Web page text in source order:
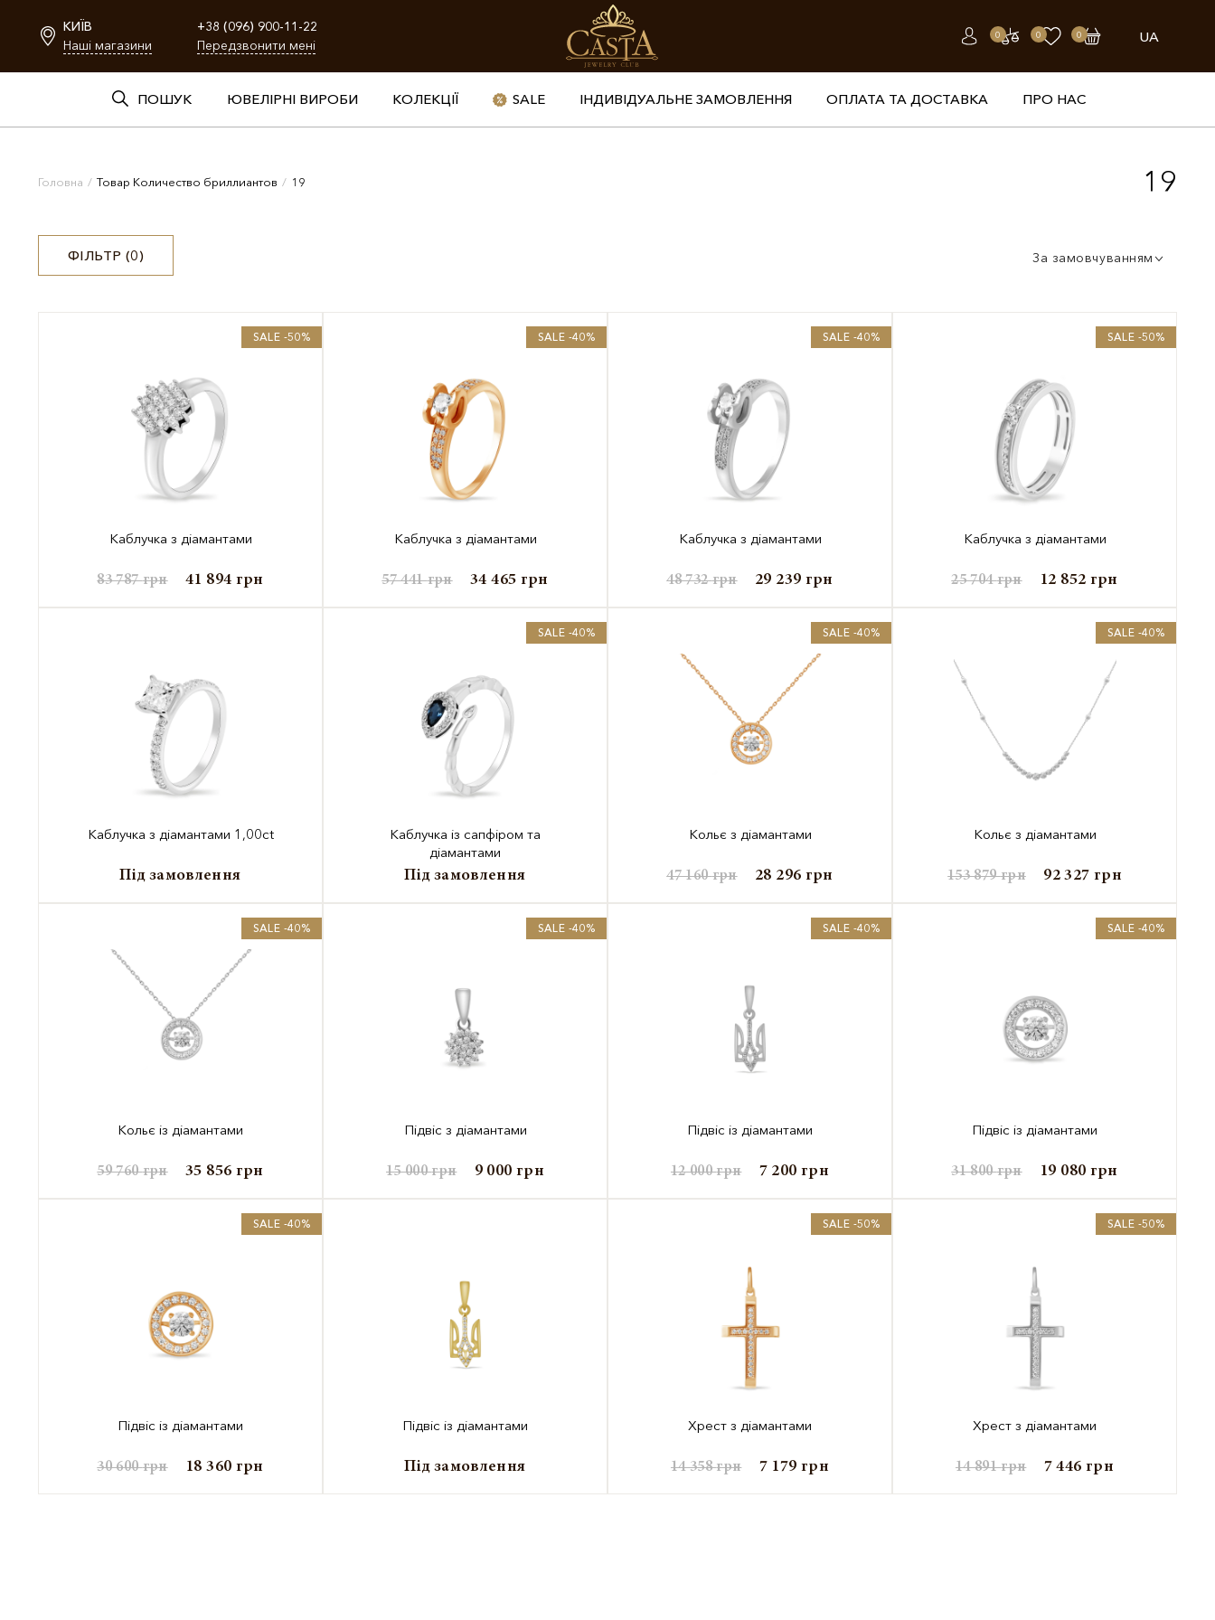
КИЇВ
Наші магазини
+38 (096) 900-11-22
Передзвонити мені
0 0 0 UA
ПОШУК ЮВЕЛІРНІ ВИРОБИ КОЛЕКЦІЇ SALE ІНДИВІДУАЛЬНЕ ЗАМОВЛЕННЯ ОПЛАТА ТА ДОСТАВКА ПРО НАС
Головна / Товар Количество бриллиантов / 19 19
ФІЛЬТР (0) За замовчуванням
SALE -50%
Каблучка з діамантами
83 787грн 41 894 грн
SALE -40%
Каблучка з діамантами
57 441грн 34 465 грн
SALE -40%
Каблучка з діамантами
48 732грн 29 239 грн
SALE -50%
Каблучка з діамантами
25 704грн 12 852 грн
Каблучка з діамантами 1,00ct
Під замовлення
SALE -40%
Каблучка із сапфіром та
діамантами
Під замовлення
SALE -40%
Кольє з діамантами
47 160грн 28 296 грн
SALE -40%
Кольє з діамантами
153 879грн 92 327 грн
SALE -40%
Кольє із діамантами
59 760грн 35 856 грн
SALE -40%
Підвіс з діамантами
15 000грн 9 000 грн
SALE -40%
Підвіс із діамантами
12 000грн 7 200 грн
SALE -40%
Підвіс із діамантами
31 800грн 19 080 грн
SALE -40%
Підвіс із діамантами
30 600грн 18 360 грн
Підвіс із діамантами
Під замовлення
SALE -50%
Хрест з діамантами
14 358грн 7 179 грн
SALE -50%
Хрест з діамантами
14 891грн 7 446 грн